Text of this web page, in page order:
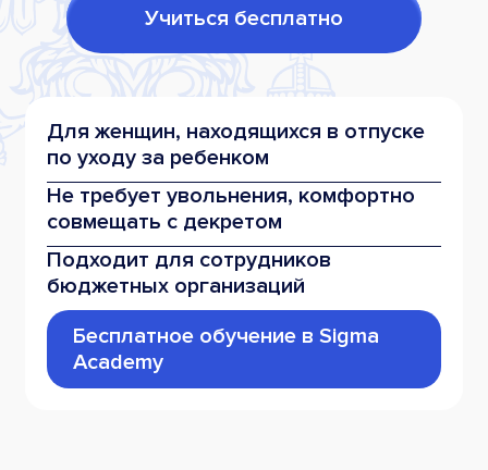
Учиться бесплатно
Для женщин, находящихся в отпуске
по уходу за ребенком
Не требует увольнения, комфортно
совмещать с декретом
Подходит для сотрудников
бюджетных организаций
Бесплатное обучение в Sigma
Academy